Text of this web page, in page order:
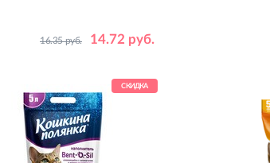
14.72 руб.
16.35 руб. 6 12
СКИДКА